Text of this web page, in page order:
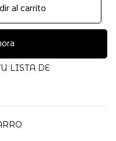
al carrito
LISTA DE